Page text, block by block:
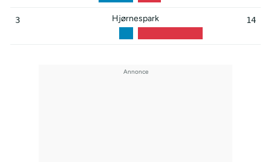
3 Hjørnespark 14